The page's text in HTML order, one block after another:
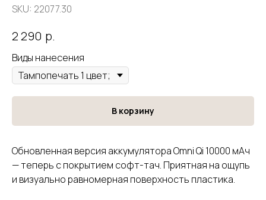
SKU: 22077.30
2 290 р.
Виды нанесения
В корзину
Обновленная версия аккумулятора Omni Qi 10000 мАч
— теперь с покрытием софт-тач. Приятная на ощупь
и визуально равномерная поверхность пластика.